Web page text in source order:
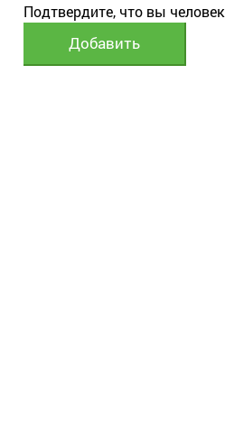
Подтвердите, что вы человек